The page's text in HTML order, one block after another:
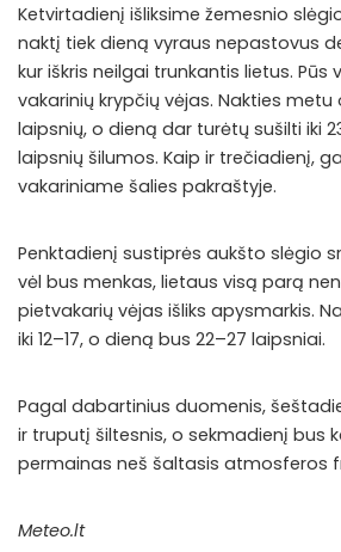
Ketvirtadienį išliksime žemesnio
naktį tiek dieną vyraus nepastovus
kur iškris neilgai trunkantis lietus.
vakarinių krypčių vėjas. Nakties metu
laipsnių, o dieną dar turėtų sušilti iki
laipsnių šilumos. Kaip ir trečiadienį,
vakariniame šalies pakraštyje.
Penktadienį sustiprės aukšto slėgio
vėl bus menkas, lietaus visą parą
pietvakarių vėjas išliks apysmarkis.
iki 12–17, o dieną bus 22–27 laipsniai.
Pagal dabartinius duomenis,
ir truputį šiltesnis, o sekmadienį bus
permainas neš šaltasis atmosferos
Meteo.lt